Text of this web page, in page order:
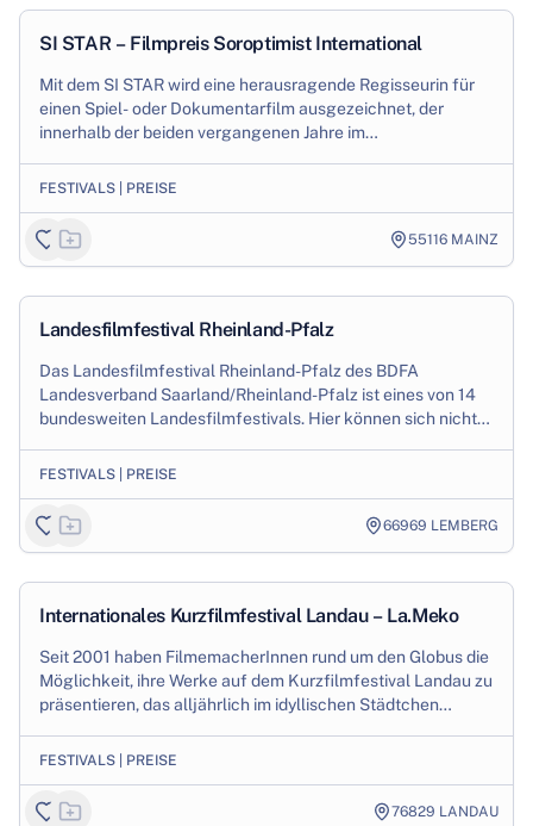
Production
SI STAR – Filmpreis Soroptimist International
Mit dem SI STAR wird eine herausragende Regisseurin für
einen Spiel- oder Dokumentarfilm ausgezeichnet, der
innerhalb der beiden vergangenen Jahre im
FESTIVALS | PREISE
55116 MAINZ
Production
Landesfilmfestival Rheinland-Pfalz
Das Landesfilmfestival Rheinland-Pfalz des BDFA
Landesverband Saarland/Rheinland-Pfalz ist eines von 14
bundesweiten Landesfilmfestivals. Hier können sich nicht
FESTIVALS | PREISE
66969 LEMBERG
Production
Internationales Kurzfilmfestival Landau – La.Meko
Seit 2001 haben FilmemacherInnen rund um den Globus die
Möglichkeit, ihre Werke auf dem Kurzfilmfestival Landau zu
präsentieren, das alljährlich im idyllischen Städtchen
FESTIVALS | PREISE
76829 LANDAU